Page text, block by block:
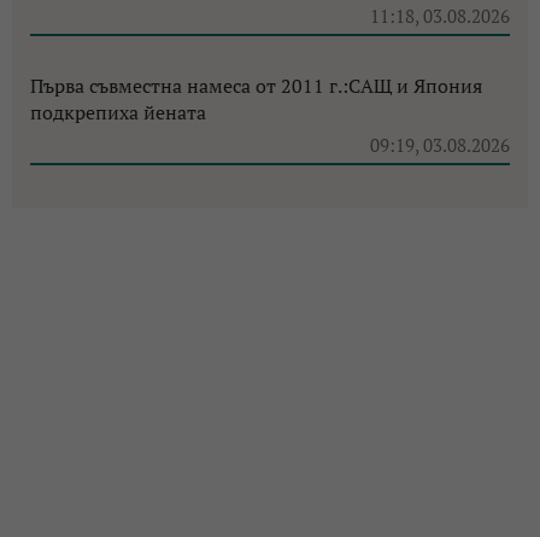
11:18, 03.08.2026
Първа съвместна намеса от 2011 г.:САЩ и Япония
подкрепиха йената
09:19, 03.08.2026